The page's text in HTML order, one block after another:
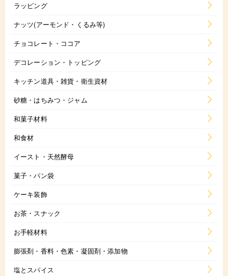
ラッピング
ナッツ(アーモンド・くるみ等)
チョコレート・ココア
デコレーション・トッピング
キッチン道具・雑貨・衛生資材
砂糖・はちみつ・ジャム
和菓子材料
和食材
イースト・天然酵母
菓子・パン袋
ケーキ装飾
お茶・スナック
お手軽材料
膨張剤・香料・色素・凝固剤・添加物
塩とスパイス